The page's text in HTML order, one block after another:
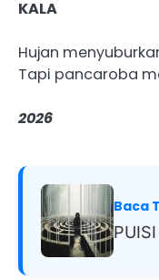
KALA
Hujan
Tapi pancaroba
2026
Baca